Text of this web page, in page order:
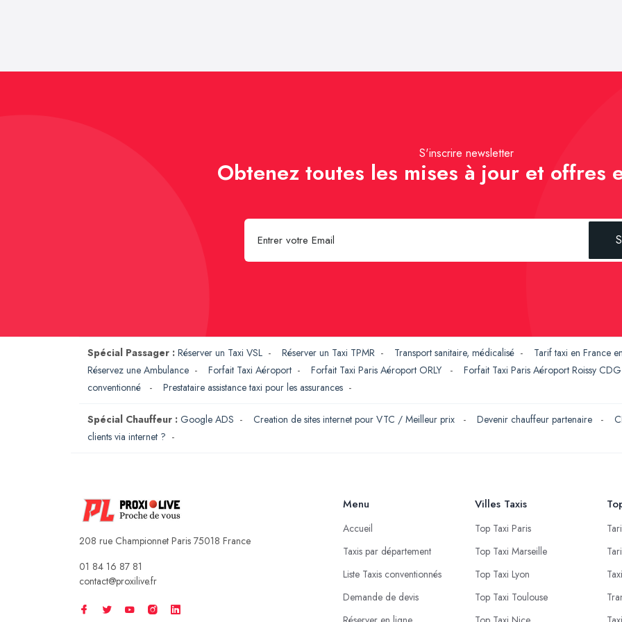
S'inscrire newsletter
Obtenez toutes les mises à jour et offres
Spécial Passager : Réserver un Taxi VSL - Réserver un Taxi TPMR - Transport sanitaire, médicalisé - Tarif taxi en France
Réservez une Ambulance - Forfait Taxi Aéroport - Forfait Taxi Paris Aéroport ORLY - Forfait Taxi Paris Aéroport Roissy
conventionné
- Prestataire assistance taxi pour les assurances -
Spécial Chauffeur : Google ADS - Creation de sites internet pour VTC / Meilleur prix - Devenir chauffeur partenaire -
clients via internet ? -
208 rue Championnet Paris 75018 France
01 84 16 87 81
contact@proxilive.fr
Menu
Accueil
Taxis par département
Liste Taxis conventionnés
Demande de devis
Villes Taxis
Top Taxi Paris
Top Taxi Marseille
Top Taxi Lyon
Top Taxi Toulouse